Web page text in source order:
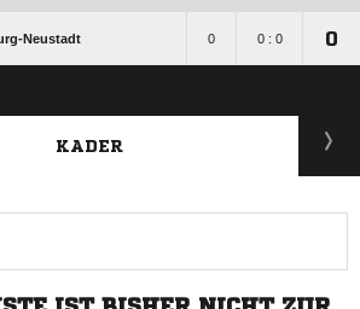
Neustadt 0 0 : 0 0
KADER